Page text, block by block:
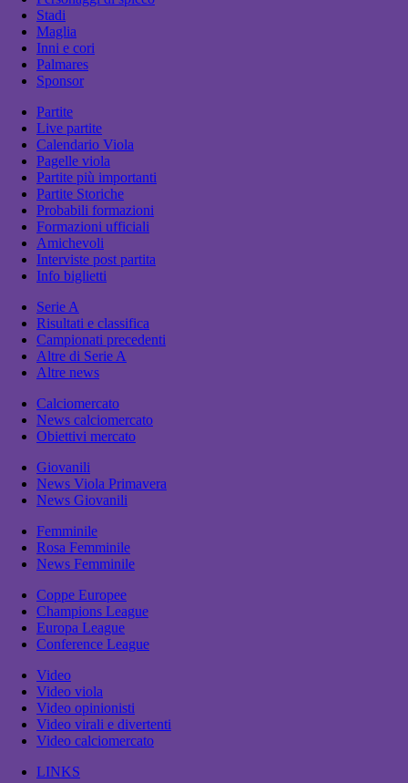
Stadi
Maglia
Inni e cori
Palmares
Sponsor
Partite
Live partite
Calendario Viola
Pagelle viola
Partite più importanti
Partite Storiche
Probabili formazioni
Formazioni ufficiali
Amichevoli
Interviste post partita
Info biglietti
Serie A
Risultati e classifica
Campionati precedenti
Altre di Serie A
Altre news
Calciomercato
News calciomercato
Obiettivi mercato
Giovanili
News Viola Primavera
News Giovanili
Femminile
Rosa Femminile
News Femminile
Coppe Europee
Champions League
Europa League
Conference League
Video
Video viola
Video opinionisti
Video virali e divertenti
Video calciomercato
LINKS